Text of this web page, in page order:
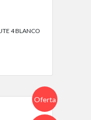
4 BLANCO
Oferta